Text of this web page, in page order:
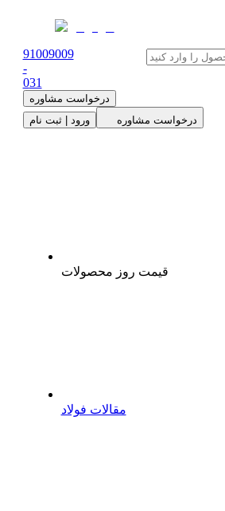
91009009
-
031
درخواست مشاوره
ورود | ثبت نام
درخواست مشاوره
قیمت روز محصولات
مقالات فولاد